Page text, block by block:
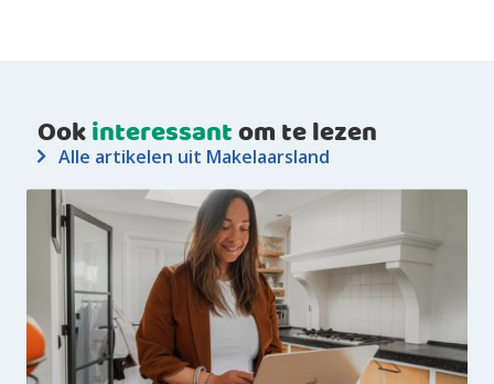
Ookinteressantom te lezen
Alle artikelen uit Makelaarsland